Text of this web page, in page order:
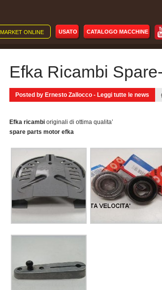
MARKET ONLINE USATO CATALOGO MACCHINE
Efka Ricambi
Posted by Ernesto Zallocco - Leggi tutte le news
Efka ricambi originali di ottima qualita’
spare parts motor efka